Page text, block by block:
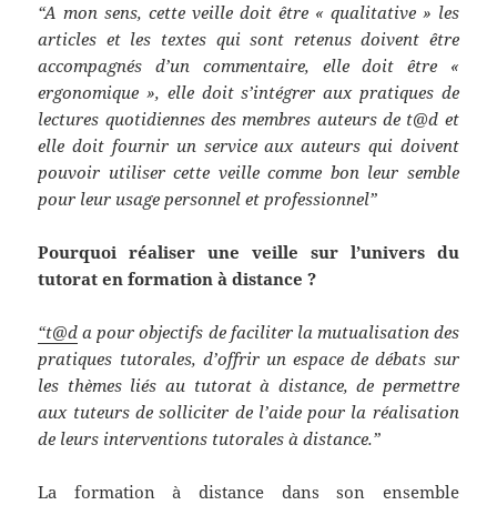
“A mon sens, cette veille doit être « qualitative » les
articles et les textes qui sont retenus doivent être
accompagnés d’un commentaire, elle doit être «
ergonomique », elle doit s’intégrer aux pratiques de
lectures quotidiennes des membres auteurs de t@d et
elle doit fournir un service aux auteurs qui doivent
pouvoir utiliser cette veille comme bon leur semble
pour leur usage personnel et professionnel”
Pourquoi réaliser une veille sur l’univers du
tutorat en formation à distance ?
“t@d a pour objectifs de faciliter la mutualisation des
pratiques tutorales, d’offrir un espace de débats sur
les thèmes liés au tutorat à distance, de permettre
aux tuteurs de solliciter de l’aide pour la réalisation
de leurs interventions tutorales à distance.”
La formation à distance dans son ensemble